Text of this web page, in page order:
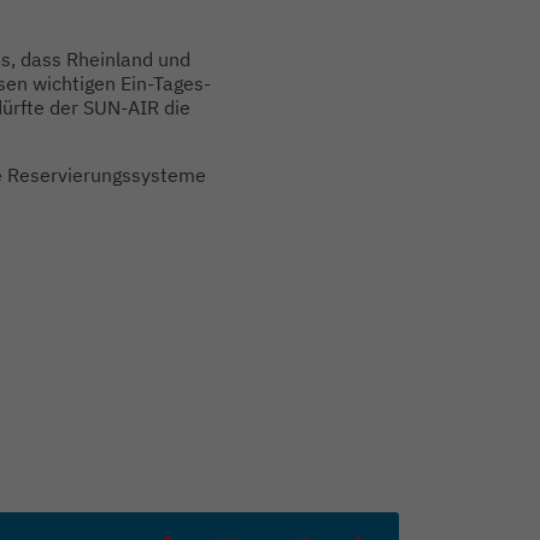
dass Rheinland und
wichtigen Ein-Tages-
der SUN-AIR die